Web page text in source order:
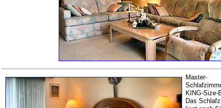
Master-
KING-Size-
Das